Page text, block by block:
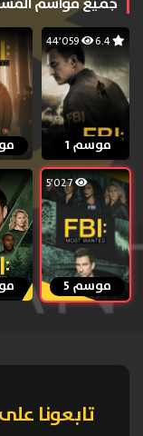
موسم 1
5٬027
موسم 5
تابعونا